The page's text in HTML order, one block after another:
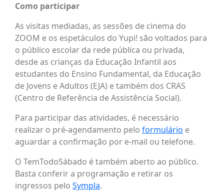
Como participar
As visitas mediadas, as sessões de cinema do
ZOOM e os espetáculos do Yupi! são voltados para
o público escolar da rede pública ou privada,
desde as crianças da Educação Infantil aos
estudantes do Ensino Fundamental, da Educação
de Jovens e Adultos (EJA) e também dos CRAS
(Centro de Referência de Assistência Social).
Para participar das atividades, é necessário
realizar o pré-agendamento pelo formulário e
aguardar a confirmação por e-mail ou telefone.
O TemTodoSábado é também aberto ao público.
Basta conferir a programação e retirar os
ingressos pelo Sympla.